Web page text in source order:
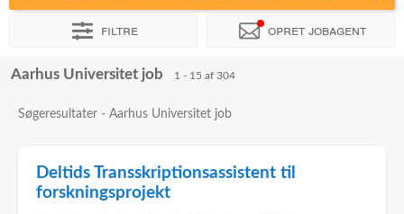
Filtre Opret jobagent
Sorter efter Virksomhed Rekrutteringsbureau
Aarhus Universitet job 1 - 15 af 304
Søgeresultater - Aarhus Universitet job
Deltids Transskriptionsassistent til
forskningsprojekt